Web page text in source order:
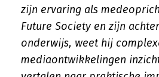
zijn ervaring als
Future Society en zijn
onderwijs, weet hij
mediaontwikkelingen